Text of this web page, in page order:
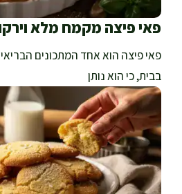
פאי פיצה מקמח מלא
פאי פיצה הוא אחד המתכונים
בבית, כי הוא נותן